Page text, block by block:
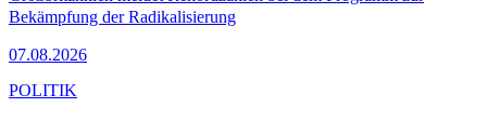
Bekämpfung der Radikalisierung
07.08.2026
POLITIK